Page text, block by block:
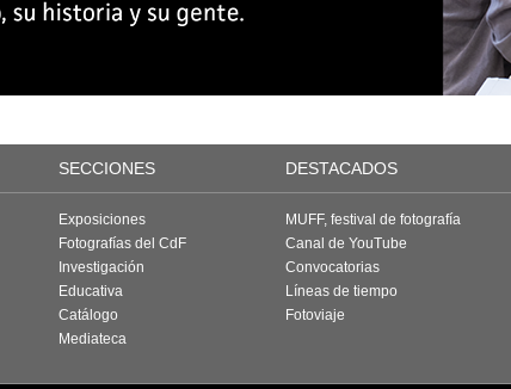
SECCIONES DESTACADOS
Exposiciones
Fotografías del CdF
Investigación
Educativa
Catálogo
Mediateca
MUFF, festival de fotografía
Canal de YouTube
Convocatorias
Líneas de tiempo
Fotoviaje